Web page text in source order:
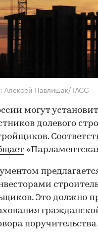
Алексей Павлишак/ТАСС
могут
долевого
Это должно